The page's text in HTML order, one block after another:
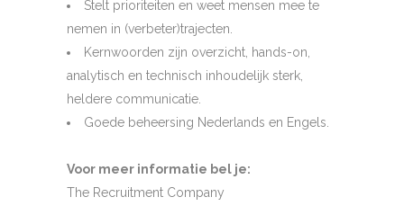
Stelt prioriteiten en weet mensen mee te
nemen in (verbeter)trajecten.
Kernwoorden zijn overzicht, hands-on,
analytisch en technisch inhoudelijk sterk,
heldere communicatie.
Goede beheersing Nederlands en Engels.
Voor meer informatie bel je:
The Recruitment Company